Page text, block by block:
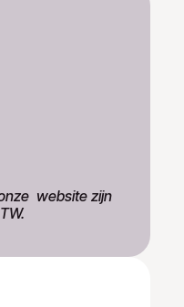
​website zijn